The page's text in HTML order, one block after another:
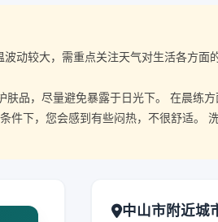
较大，需重点关注天气对生活各方面
品，尽量避免暴露于日光下。 在晨练方
件下，您会感到有些闷热，不很舒适。
中山市附近城